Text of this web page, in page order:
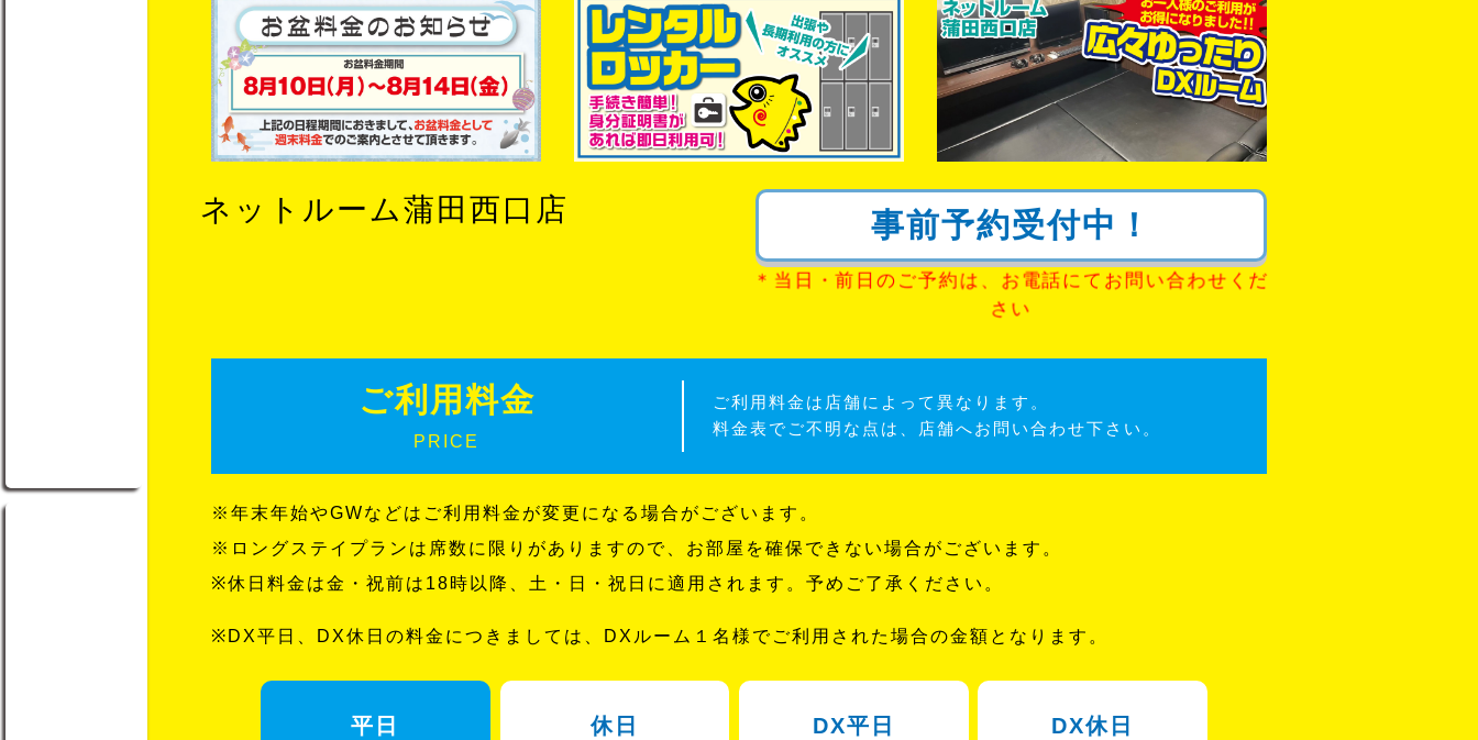
ネットルーム蒲田西口店 事前予約受付中！
＊当日・前日のご予約は、お電話にてお問い合わせくだ
さい
ご利用料金
PRICE
ご利用料金は店舗によって異なります。
料金表でご不明な点は、店舗へお問い合わせ下さい。
※年末年始やGWなどはご利用料金が変更になる場合がございます。
※ロングステイプランは席数に限りがありますので、お部屋を確保できない場合がございます。
※休日料金は金・祝前は18時以降、土・日・祝日に適用されます。予めご了承ください。
※DX平日、DX休日の料金につきましては、DXルーム１名様でご利用された場合の金額となります。
平日 休日 DX平日 DX休日